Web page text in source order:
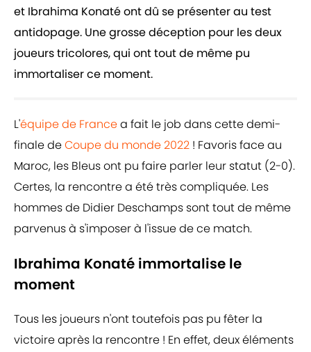
et Ibrahima Konaté ont dû se présenter au test
antidopage. Une grosse déception pour les deux
joueurs tricolores, qui ont tout de même pu
immortaliser ce moment.
L'équipe de Francea fait le job dans cette demi-
finale deCoupe du monde 2022 ! Favoris face au
Maroc, les Bleus ont pu faire parler leur statut (2-0).
Certes, la rencontre a été très compliquée. Les
hommes de Didier Deschamps sont tout de même
parvenus à s'imposer à l'issue de ce match.
Ibrahima Konaté immortalise le
moment
Tous les joueurs n'ont toutefois pas pu fêter la
victoire après la rencontre ! En effet, deux éléments